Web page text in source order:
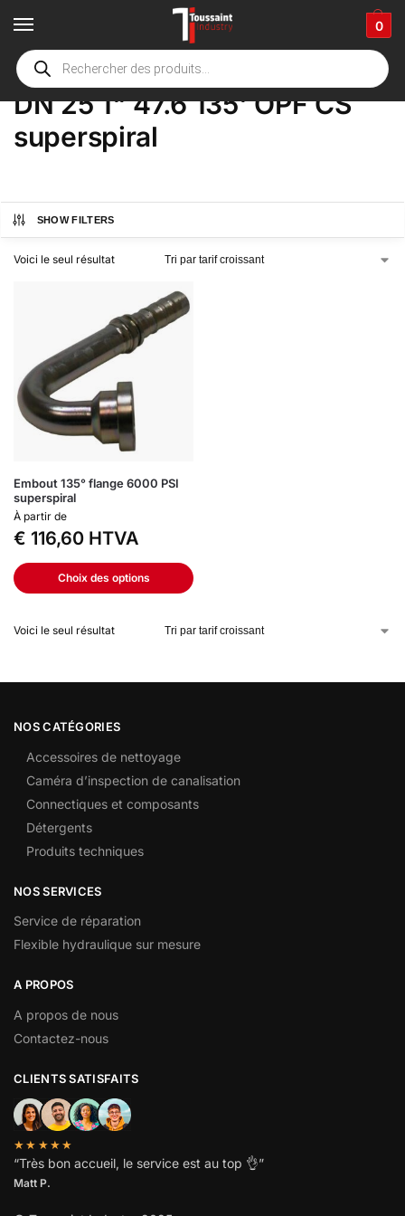
0
Accueil boutique / Product Options
DN 25 1" 47.6 135' OPF CS
superspiral
SHOW FILTERS
Voici le seul résultat
Embout 135° flange 6000 PSI
superspiral
À partir de
€ 116,60 HTVA
Choix des options
Voici le seul résultat
NOS CATÉGORIES
Accessoires de nettoyage
Caméra d’inspection de canalisation
Connectiques et composants
Détergents
Produits techniques
NOS SERVICES
Service de réparation
Flexible hydraulique sur mesure
A PROPOS
A propos de nous
Contactez-nous
CLIENTS SATISFAITS
★★★★★
“Très bon accueil, le service est au top 👌”
Matt P.